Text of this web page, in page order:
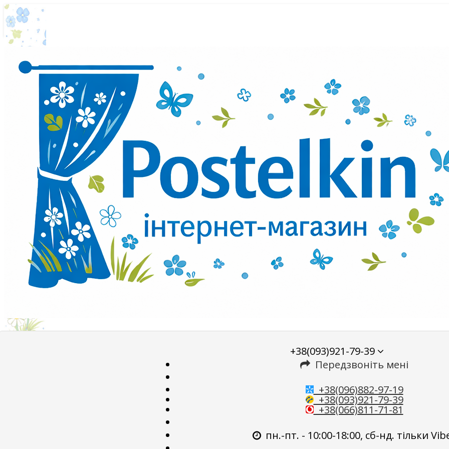
+38(093)921-79-39
Передзвоніть мені
+38(096)882-97-19
+38(093)921-79-39
+38(066)811-71-81
пн.-пт. - 10:00-18:00, сб-нд. тільки